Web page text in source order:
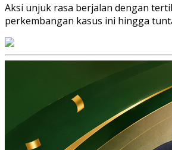
Aksi unjuk rasa berjalan dengan
perkembangan kasus ini hingga